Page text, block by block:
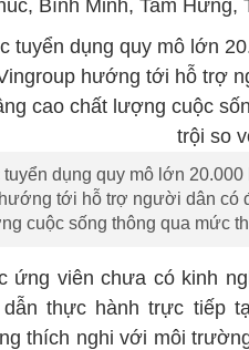
Bình Minh, Tam Hưng,
dụng quy mô lớn
tới hỗ trợ người dân có
cuộc sống thông qua mức
ứng viên chưa có kinh
thực hành trực tiếp
thích nghi với môi